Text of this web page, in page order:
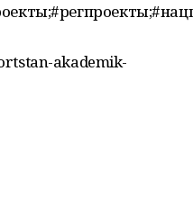
akademik-